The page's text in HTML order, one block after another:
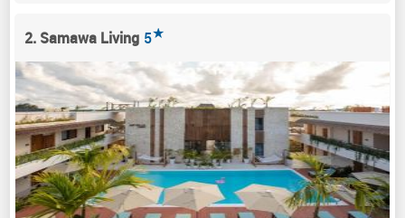
2. Samawa Living 5★